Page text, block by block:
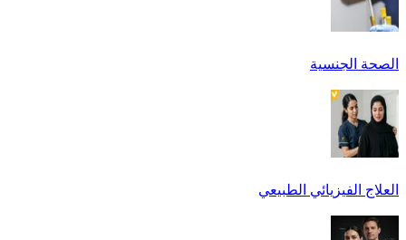
الصحة الجنسية
العلاج الفيزيائي الطبيعي